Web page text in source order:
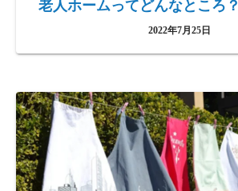
老人ホームってどんなところ？
2022年7月25日